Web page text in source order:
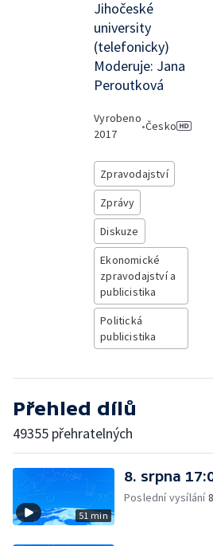
Jihočeské
university
(telefonicky)
Moderuje: Jana
Peroutková
Vyrobeno
2017
•Česko
Zpravodajství
Zprávy
Diskuze
Ekonomické
zpravodajství a
publicistika
Politická
publicistika
Přehled dílů
49355 přehratelných
51 min
8. srpna
Poslední vysílání